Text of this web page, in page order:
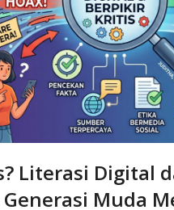
Literasi Digital
Muda